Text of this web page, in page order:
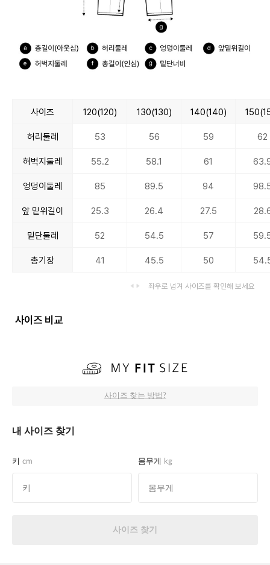
사이즈 120(120) 130(130) 140(140)
허리둘레 53 56 59 62
허벅지둘레 55.2 58.1 61
엉덩이둘레 85 89.5 94
앞 밑위길이 25.3 26.4 27.5
밑단둘레 52 54.5 57
총기장 41 45.5 50
좌우로 넘겨 사이즈를 확인해 보세요
사이즈 비교